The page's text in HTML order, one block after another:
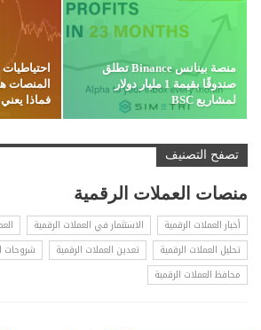
منصة بينانس Binance تطلق
صندوقًا بقيمة 1 مليار دولار
لمشاريع BSC
فماذا
تصفح التصنيف
منصات العملات الرقمية
أخبار العملات الرقمية الاستثمار في العملات الرقمية
تحليل العملات الرقمية
تعدين العملات الرقمية
شروحات
محافظ العملات الرقمية